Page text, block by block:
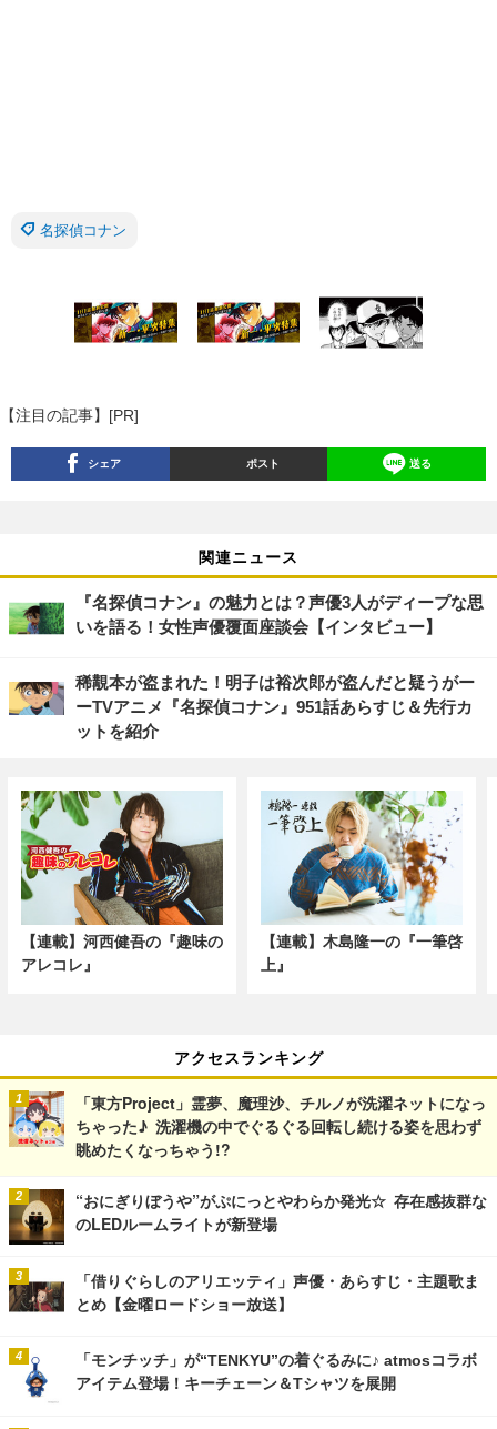
名探偵コナン
【注目の記事】[PR]
シェア ポスト 送る
関連ニュース
『名探偵コナン』の魅力とは？声優3人がディープな思
いを語る！女性声優覆面座談会【インタビュー】
稀覯本が盗まれた！明子は裕次郎が盗んだと疑うがー
ーTVアニメ『名探偵コナン』951話あらすじ＆先行カ
ットを紹介
【連載】河西健吾の『趣味の
アレコレ』
【連載】木島隆一の『一筆啓
上』
アクセスランキング
「東方Project」霊夢、魔理沙、チルノが洗濯ネットになっ
ちゃった♪ 洗濯機の中でぐるぐる回転し続ける姿を思わず
眺めたくなっちゃう!?
“おにぎりぼうや”がぷにっとやわらか発光☆ 存在感抜群な
のLEDルームライトが新登場
「借りぐらしのアリエッティ」声優・あらすじ・主題歌ま
とめ【金曜ロードショー放送】
「モンチッチ」が“TENKYU”の着ぐるみに♪ atmosコラボ
アイテム登場！キーチェーン＆Tシャツを展開